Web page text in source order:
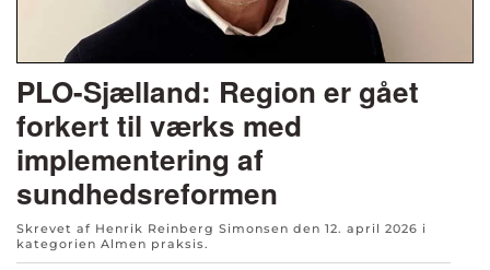
PLO-Sjælland: Region er gået
forkert til værks med
implementering af
sundhedsreformen
Skrevet af Henrik Reinberg Simonsen den 12. april 2026 i
kategorien Almen praksis.